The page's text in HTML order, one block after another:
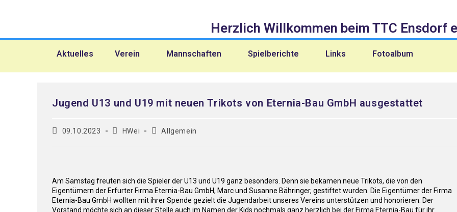
Herzlich Willkommen beim TTC Ensdorf
Aktuelles Verein Mannschaften Spielberichte Links Fotoalbum
Jugend U13 und U19 mit neuen Trikots von Eternia-Bau GmbH ausgestattet
09.10.2023 HWei Allgemein
Am Samstag freuten sich die Spieler der U13 und U19 ganz besonders. Denn sie bekamen neue Trikots, die von den
Eigentümern der Erfurter Firma Eternia-Bau GmbH, Marc und Susanne Bähringer, gestiftet wurden. Die Eigentümer der Firma
Eternia-Bau GmbH wollten mit ihrer Spende gezielt die Jugendarbeit unseres Vereins unterstützen und honorieren. Der
Vorstand möchte sich an dieser Stelle auch im Namen der Kids nochmals ganz herzlich bei der Firma Eternia-Bau für ihr